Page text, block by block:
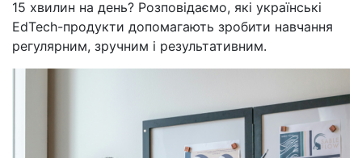
15 хвилин на день? Розповідаємо, які українські
EdTech-продукти допомагають зробити навчання
регулярним, зручним і результативним.